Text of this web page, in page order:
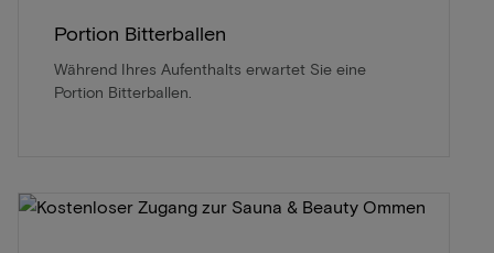
Portion Bitterballen
Während Ihres Aufenthalts erwartet Sie eine
Portion Bitterballen.